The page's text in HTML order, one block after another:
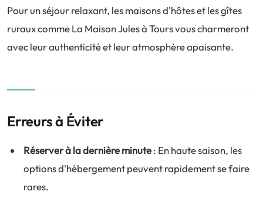
Pour un séjour relaxant, les maisons d'hôtes et les gîtes
ruraux comme La Maison Jules à Tours vous charmeront
avec leur authenticité et leur atmosphère apaisante.
Erreurs à Éviter
Réserver à la dernière minute: En haute saison, les
options d'hébergement peuvent rapidement se faire
rares.